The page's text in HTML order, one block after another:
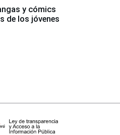
y cómics
de los jóvenes